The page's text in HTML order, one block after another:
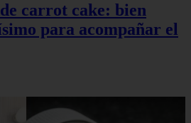
carrot cake: bien
para acompañar el